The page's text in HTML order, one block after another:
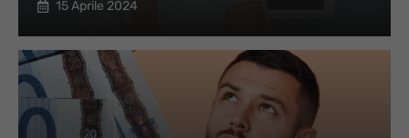
15 Aprile 2024